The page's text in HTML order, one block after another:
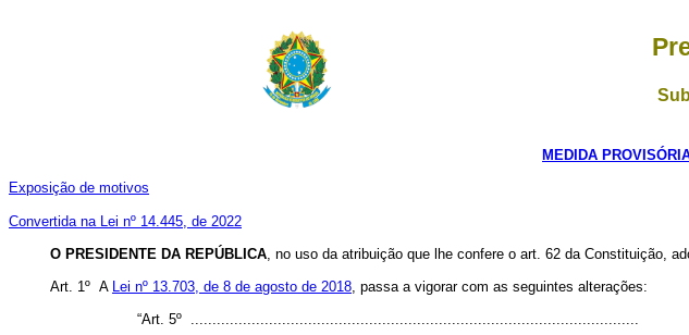
MEDIDA
Exposição de motivos
Convertida na Lei nº 14.445, de 2022
O PRESIDENTE DA REPÚBLICA, no uso da atribuição que lhe confere o art. 62 da Constituição,
Art. 1º A Lei nº 13.703, de 8 de agosto de 2018, passa a vigorar com as seguintes alterações:
“Art. 5º .......................................................................................................